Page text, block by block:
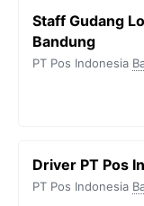
Staff Gudang
Bandung
PT Pos Indonesia
Driver PT Pos
PT Pos Indonesia